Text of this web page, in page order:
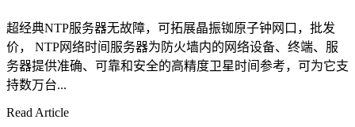
超经典NTP服务器无故障，可拓展晶振铷原子钟网口，批发
价， NTP网络时间服务器为防火墙内的网络设备、终端、服
务器提供准确、可靠和安全的高精度卫星时间参考，可为它支
持数万台...
Read Article